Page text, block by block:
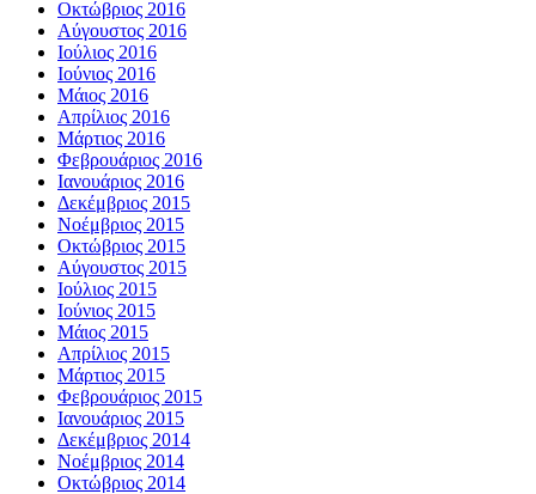
Οκτώβριος 2016
Αύγουστος 2016
Ιούλιος 2016
Ιούνιος 2016
Μάιος 2016
Απρίλιος 2016
Μάρτιος 2016
Φεβρουάριος 2016
Ιανουάριος 2016
Δεκέμβριος 2015
Νοέμβριος 2015
Οκτώβριος 2015
Αύγουστος 2015
Ιούλιος 2015
Ιούνιος 2015
Μάιος 2015
Απρίλιος 2015
Μάρτιος 2015
Φεβρουάριος 2015
Ιανουάριος 2015
Δεκέμβριος 2014
Νοέμβριος 2014
Οκτώβριος 2014